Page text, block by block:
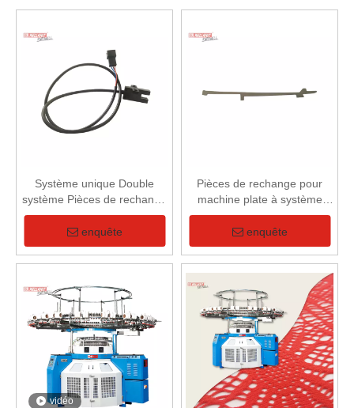
Système unique Double
système Pièces de rechange
à usage commun - Capteur
de mise en rack
enquête
Pièces de rechange pour
machine plate à système
unique - Aiguilles
sélectionnées à 8 segments
enquête
vidéo